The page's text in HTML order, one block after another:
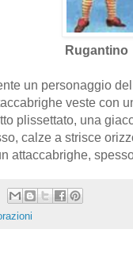
Rugantino
un personaggio
veste con
plissettato, una
calze a strisce
attaccabrighe,